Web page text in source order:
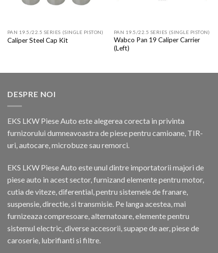
PAN 19.5/22.5 SERIES (SINGLE PISTON)
Caliper Steel Cap Kit
PAN 19.5/22.5 SERIES (SINGLE PISTON)
Wabco Pan 19 Caliper Carrier
(Left)
DESPRE NOI
EKS LKW Piese Auto este alegerea corecta in privinta
furnizorului dumneavoastra de piese pentru camioane, TIR-
uri, autocare, microbuze sau remorci.
EKS LKW Piese Auto este unul dintre importatorii majori de
piese auto in acest sector, furnizand elemente pentru motor,
cutia de viteze, diferential, pentru sistemele de franare,
suspensie, directie, si transmisie. Pe langa acestea, mai
furnizeaza compresoare, alternatoare, elemente pentru
sistemul electric, diverse accesorii, supape de aer, piese de
caroserie, lubrifianti si filtre.